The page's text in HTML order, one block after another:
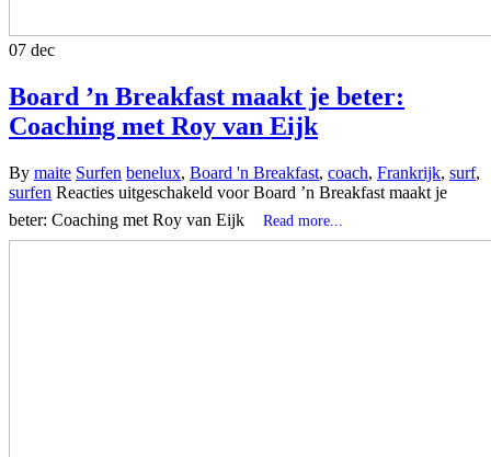
07 dec
Board ’n Breakfast maakt je beter:
Coaching met Roy van Eijk
By maite Surfen benelux, Board 'n Breakfast, coach, Frankrijk, surf,
surfen Reacties uitgeschakeld voor Board ’n Breakfast maakt je
beter: Coaching met Roy van Eijk
Read more...